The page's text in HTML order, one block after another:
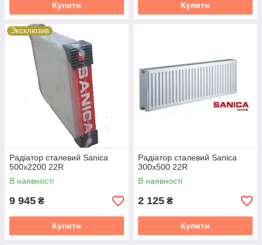
Купити Купити
Эксклюзив
Радіатор сталевий Sanica
500x2200 22R
В наявності
9 945 ₴
Купити
Радіатор сталевий Sanica
300x500 22R
В наявності
2 125 ₴
Купити